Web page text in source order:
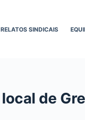
RELATOS SINDICAIS
de